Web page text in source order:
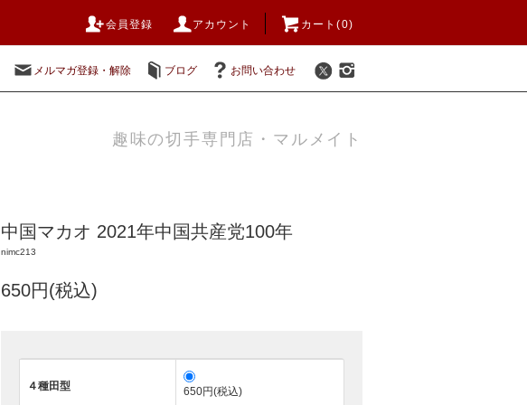
会員登録 アカウント カート(0)
メルマガ登録・解除 ブログ お問い合わせ
趣味の切手専門店・マルメイト
中国マカオ 2021年中国共産党100年
nimc213
650円(税込)
４種田型 650円(税込)